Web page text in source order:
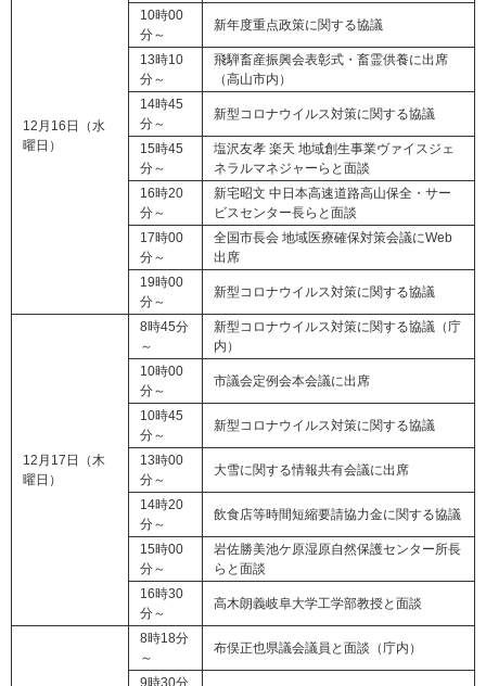
12月16日（水
曜日）
10時00
分～
新年度重点政策に関する協議
13時10
分～
飛騨畜産振興会表彰式・畜霊供養に出席
（高山市内）
14時45
分～
新型コロナウイルス対策に関する協議
15時45
分～
塩沢友孝 楽天 地域創生事業ヴァイスジェ
ネラルマネジャーらと面談
16時20
分～
新宅昭文 中日本高速道路高山保全・サー
ビスセンター長らと面談
17時00
分～
全国市長会 地域医療確保対策会議にWeb
出席
19時00
分～
新型コロナウイルス対策に関する協議
12月17日（木
曜日）
8時45分
～
新型コロナウイルス対策に関する協議（庁
内）
10時00
分～
市議会定例会本会議に出席
10時45
分～
新型コロナウイルス対策に関する協議
13時00
分～
大雪に関する情報共有会議に出席
14時20
分～
飲食店等時間短縮要請協力金に関する協議
15時00
分～
岩佐勝美池ケ原湿原自然保護センター所長
らと面談
16時30
分～
高木朗義岐阜大学工学部教授と面談
8時18分
～
布俣正也県議会議員と面談（庁内）
9時30分